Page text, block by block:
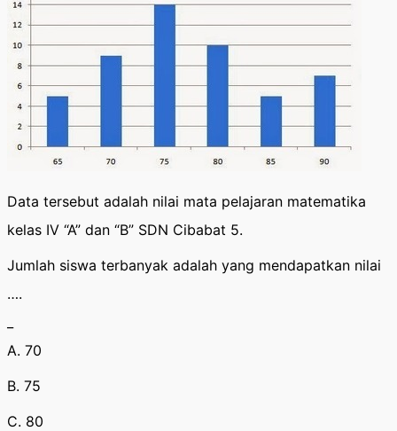
Data tersebut adalah nilai mata pelajaran matematika
kelas IV “A” dan “B” SDN Cibabat 5.
Jumlah siswa terbanyak adalah yang mendapatkan nilai
….
A. 70
B. 75
C. 80